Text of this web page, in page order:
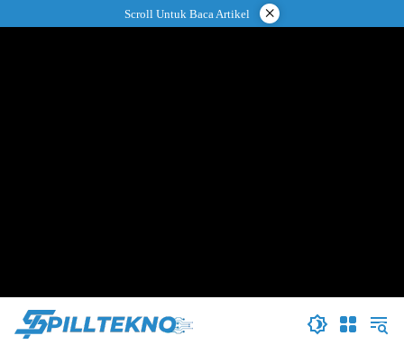
ke
Scroll Untuk Baca Artikel ×